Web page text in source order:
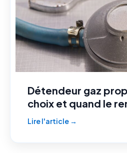
Détendeur gaz
choix et quand le
Lire l'article →